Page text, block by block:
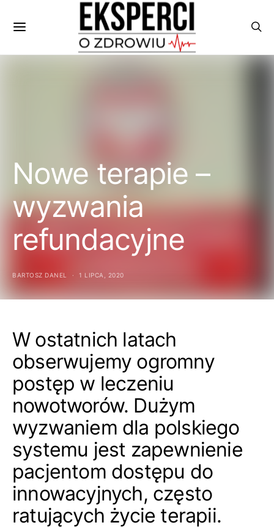
Nowe terapie –
wyzwania
refundacyjne
BARTOSZ DANEL 1 LIPCA, 2020
W ostatnich latach
obserwujemy ogromny
postęp w leczeniu
nowotworów. Dużym
wyzwaniem dla polskiego
systemu jest zapewnienie
pacjentom dostępu do
innowacyjnych, często
ratujących życie terapii.